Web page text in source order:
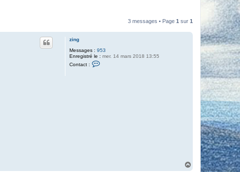
3 messages • Page 1 sur 1
zing
Messages : 953
Enregistré le : mer. 14 mars 2018 13:55
Contact :